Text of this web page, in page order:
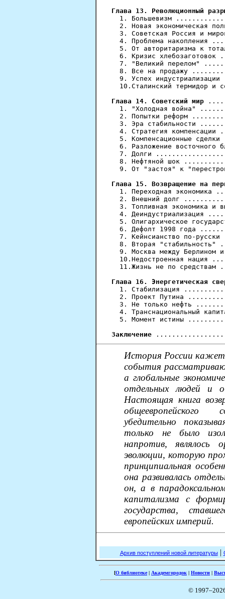
Глава 13. Революционный
1. Большевизм
2. Новая экономическая
3. Советская Россия и
4. Проблема накопления
5. От авторитаризма к
6. Кризис хлебозаготовок
7. "Великий перелом"
8. Все на продажу
9. Успех индустриализации
10.Сталинский термидор и
Глава 14. Советский мир
1. "Холодная война"
2. Попытки реформ
3. Эра стабильности
4. Стратегия компенсации
5. Компенсационные сделки
6. Разложение восточного
7. Долги
8. Нефтяной шок
9. От "застоя" к
Глава 15. Возвращение на
1. Переходная экономика
2. Внешний долг
3. Топливная экономика и
4. Деиндустриализация
5. Олигархическое
6. Дефолт 1998 года
7. Кейнсианство по-русски
8. Вторая "стабильность"
9. Москва между Берлином
10.Недостроенная нация
11.Жизнь не по средствам
Глава 16. Энергетическая
1. Стабилизация
2. Проект Путина
3. Не только нефть
4. Транснациональный
5. Момент истины
Заключение
История России
события
а глобальные
отдельных людей и
Настоящая книга
общеевропейского
убедительно
только не было
напротив, являлось
эволюции, которую
принципиальная
она развивалась
он, а в
капитализма с
государства,
европейских империй.
Архив поступлений новой литературы|
[О библиотеке| Академгородок | Новости |
©